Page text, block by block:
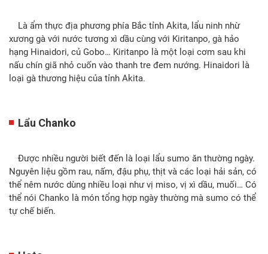
Là ẩm thực địa phương phía Bắc tỉnh Akita, lẩu ninh nhừ
xương gà với nước tương xì dầu cùng với Kiritanpo, gà hảo
hạng Hinaidori, củ Gobo… Kiritanpo là một loại cơm sau khi
nấu chín giã nhỏ cuốn vào thanh tre đem nướng. Hinaidori là
loại gà thương hiệu của tỉnh Akita.
Lẩu Chanko
Được nhiều người biết đến là loại lẩu sumo ăn thường ngày.
Nguyên liệu gồm rau, nấm, đậu phụ, thịt và các loại hải sản, có
thể nêm nước dùng nhiều loại như vị miso, vị xì dầu, muối… Có
thể nói Chanko là món tổng hợp ngày thường mà sumo có thể
tự chế biến.